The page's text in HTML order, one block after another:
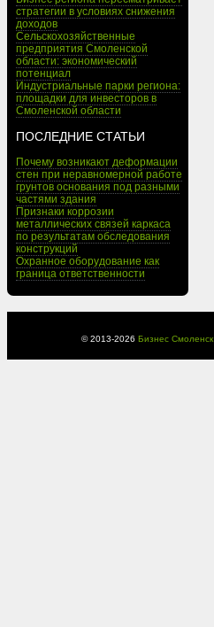
стратегии в условиях снижения
доходов
Сельскохозяйственные
предприятия Смоленской
области: экономический
потенциал
Индустриальные парки региона:
площадки для инвесторов в
Смоленской области
ПОСЛЕДНИЕ СТАТЬИ
Почему возникают деформации
стен при неравномерной работе
грунтов основания под разными
частями здания
Признаки коррозии
металлических связей каркаса
по результатам обследования
конструкций
Охранное оборудование как
граница ответственности
© 2013-2026 Бизнес Смоленск